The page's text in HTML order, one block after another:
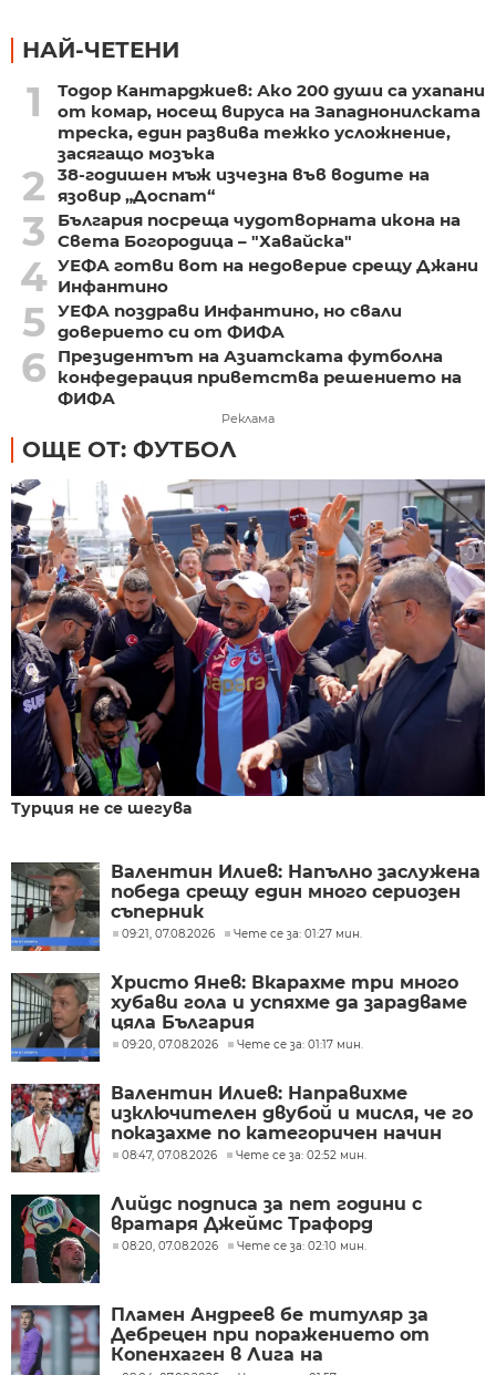
НАЙ-ЧЕТЕНИ
1
Тодор Кантарджиев: Ако 200 души са ухапани
от комар, носещ вируса на Западнонилската
треска, един развива тежко усложнение,
засягащо мозъка
2
38-годишен мъж изчезна във водите на
язовир „Доспат“
3
България посреща чудотворната икона на
Света Богородица – "Хавайска"
4 УЕФА готви вот на недоверие срещу Джани
Инфантино
5 УЕФА поздрави Инфантино, но свали
доверието си от ФИФА
6
Президентът на Азиатската футболна
конфедерация приветства решението на
ФИФА
Реклама
ОЩЕ ОТ: ФУТБОЛ
Турция не се шегува
Валентин Илиев: Напълно заслужена
победа срещу един много сериозен
съперник
09:21, 07.08.2026 Чете се за: 01:27 мин.
Христо Янев: Вкарахме три много
хубави гола и успяхме да зарадваме
цяла България
09:20, 07.08.2026 Чете се за: 01:17 мин.
Валентин Илиев: Направихме
изключителен двубой и мисля, че го
показахме по категоричен начин
08:47, 07.08.2026 Чете се за: 02:52 мин.
Лийдс подписа за пет години с
вратаря Джеймс Трафорд
08:20, 07.08.2026 Чете се за: 02:10 мин.
Пламен Андреев бе титуляр за
Дебрецен при поражението от
Копенхаген в Лига на